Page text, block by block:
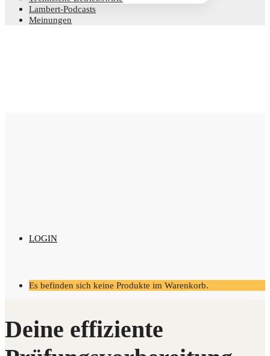
Lam­­bert-Pod­­casts
Mei­nun­gen
LOGIN
Es befinden sich keine Produkte im Warenkorb.